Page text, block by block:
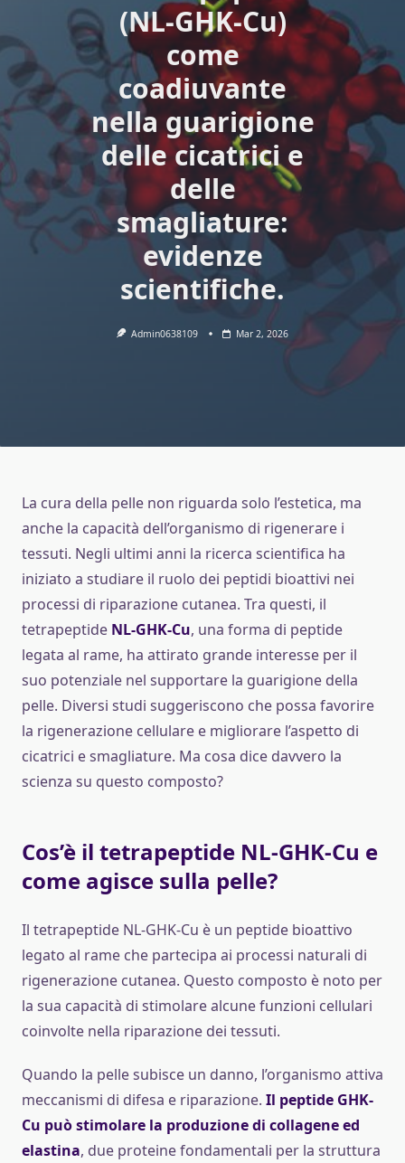
(NL-GHK-Cu)
come
coadiuvante
nella guarigione
delle cicatrici e
delle
smagliature:
evidenze
scientifiche.
Admin0638109 Mar 2, 2026
La cura della pelle non riguarda solo l’estetica, ma
anche la capacità dell’organismo di rigenerare i
tessuti. Negli ultimi anni la ricerca scientifica ha
iniziato a studiare il ruolo dei peptidi bioattivi nei
processi di riparazione cutanea. Tra questi, il
tetrapeptide NL-GHK-Cu, una forma di peptide
legata al rame, ha attirato grande interesse per il
suo potenziale nel supportare la guarigione della
pelle. Diversi studi suggeriscono che possa favorire
la rigenerazione cellulare e migliorare l’aspetto di
cicatrici e smagliature. Ma cosa dice davvero la
scienza su questo composto?
Cos’è il tetrapeptide NL-GHK-Cu e
come agisce sulla pelle?
Il tetrapeptide NL-GHK-Cu è un peptide bioattivo
legato al rame che partecipa ai processi naturali di
rigenerazione cutanea. Questo composto è noto per
la sua capacità di stimolare alcune funzioni cellulari
coinvolte nella riparazione dei tessuti.
Quando la pelle subisce un danno, l’organismo attiva
meccanismi di difesa e riparazione. Il peptide GHK-
Cu può stimolare la produzione di collagene ed
elastina, due proteine fondamentali per la struttura